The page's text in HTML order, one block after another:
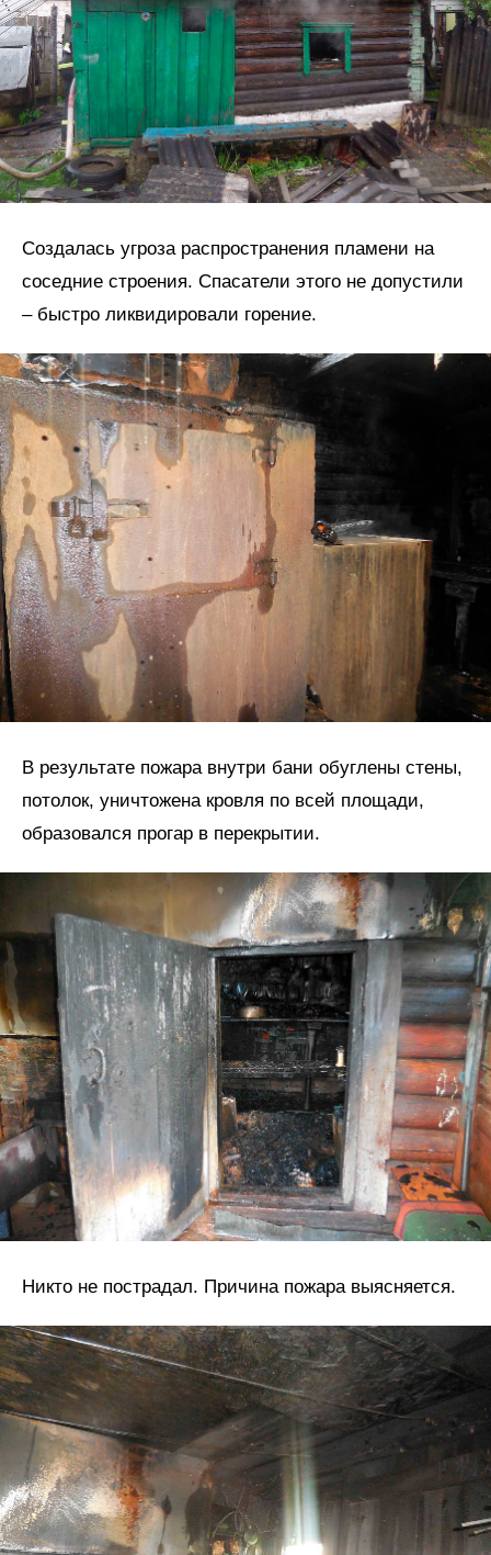
Создалась угроза распространения пламени на
соседние строения. Спасатели этого не допустили
– быстро ликвидировали горение.
В результате пожара внутри бани обуглены стены,
потолок, уничтожена кровля по всей площади,
образовался прогар в перекрытии.
Никто не пострадал. Причина пожара выясняется.